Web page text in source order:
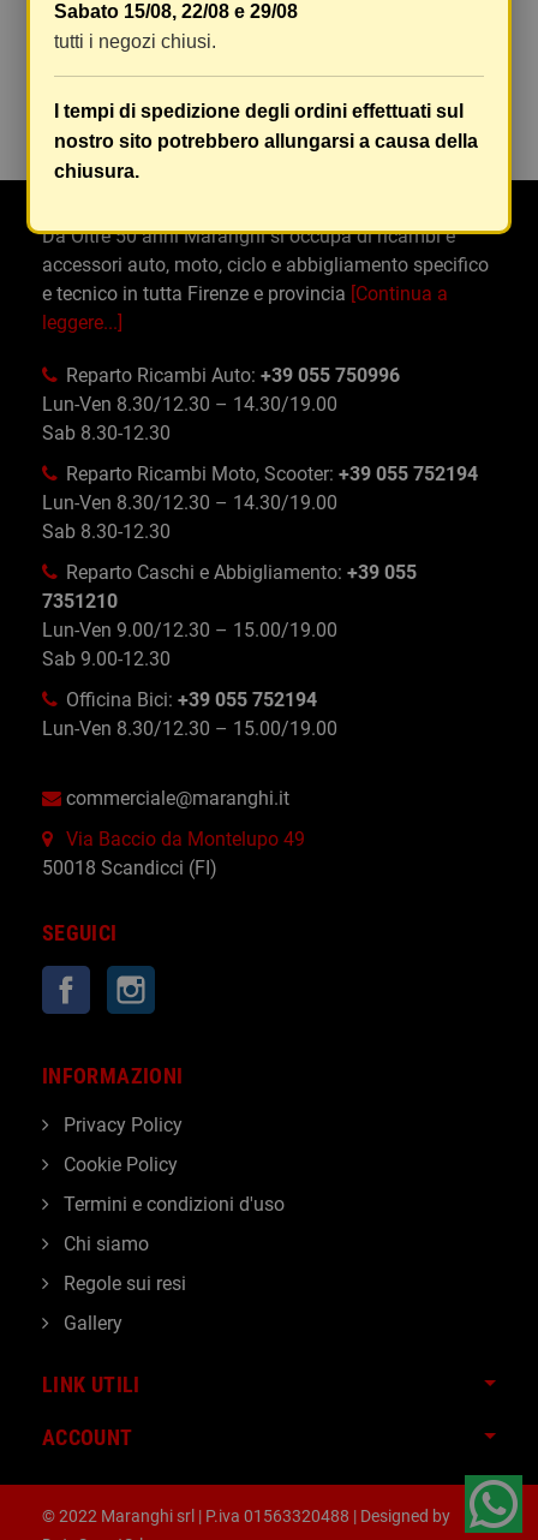
Commenti (0)
Ancora nessuna recensione da parte degli utenti.
Sabato 15/08, 22/08 e 29/08
tutti i negozi chiusi.
I tempi di spedizione degli ordini effettuati sul
nostro sito potrebbero allungarsi a causa della
chiusura.
Da Oltre 50 anni Maranghi si occupa di ricambi e
accessori auto, moto, ciclo e abbigliamento specifico
e tecnico in tutta Firenze e provincia [Continua a
leggere...]
Reparto Ricambi Auto: +39 055 750996
Lun-Ven 8.30/12.30 – 14.30/19.00
Sab 8.30-12.30
Reparto Ricambi Moto, Scooter: +39 055 752194
Lun-Ven 8.30/12.30 – 14.30/19.00
Sab 8.30-12.30
Reparto Caschi e Abbigliamento: +39 055
7351210
Lun-Ven 9.00/12.30 – 15.00/19.00
Sab 9.00-12.30
Officina Bici: +39 055 752194
Lun-Ven 8.30/12.30 – 15.00/19.00
commerciale@maranghi.it
Via Baccio da Montelupo 49
50018 Scandicci (FI)
SEGUICI
Facebook
LINK UTILI
ACCOUNT
INFORMAZIONI
Privacy Policy
Cookie Policy
Termini e condizioni d'uso
Chi siamo
Regole sui resi
Gallery
© 2022 Maranghi srl | P.iva 01563320488 | Designed by